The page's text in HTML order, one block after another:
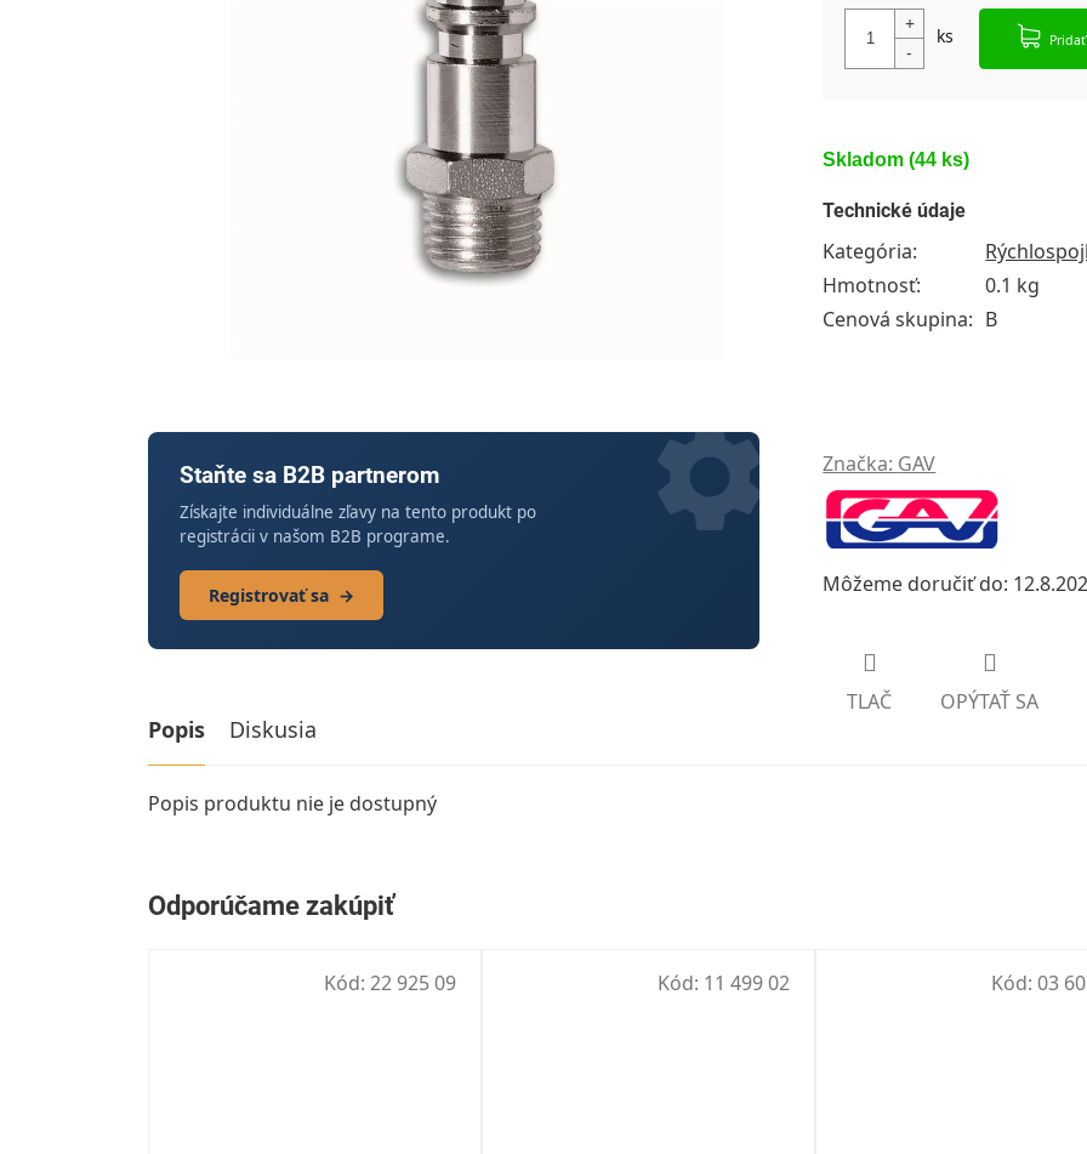
Staňte sa B2B partnerom
Získajte individuálne zľavy na tento produkt po
registrácii v našom B2B programe.
Registrovať sa →
Skladom(44 ks)
Značka: GAV
Môžeme doručiť do:
TLAČ OPÝTAŤ SA
Technické údaje
Kategória:
Hmotnosť:
0.1 kg
Cenová skupina: B
Popis Diskusia
Popis produktu nie je dostupný
Kód: 22 925 09 Kód: 11 499 02 Kód: 03